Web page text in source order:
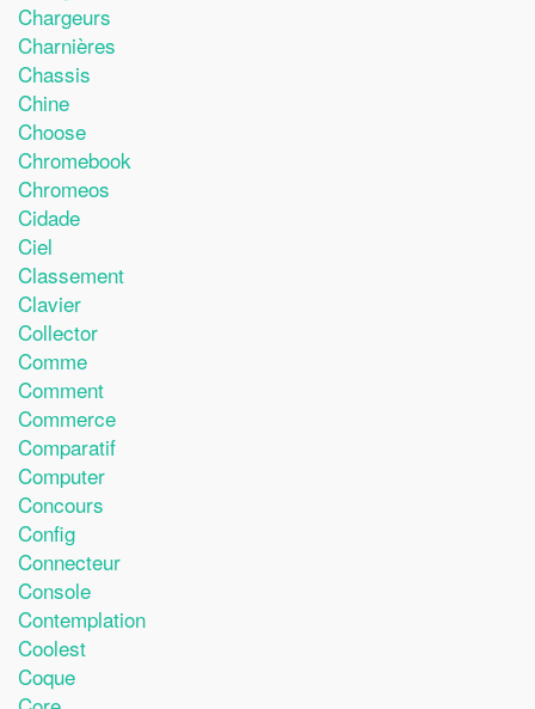
Chargeurs
Charnières
Chassis
Chine
Choose
Chromebook
Chromeos
Cidade
Ciel
Classement
Clavier
Collector
Comme
Comment
Commerce
Comparatif
Computer
Concours
Config
Connecteur
Console
Contemplation
Coolest
Coque